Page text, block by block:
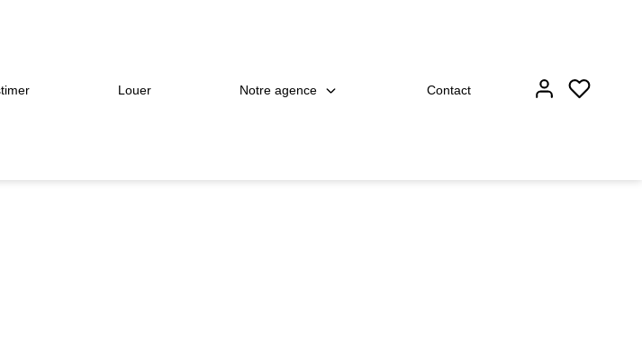
Louer Notre agence Contact